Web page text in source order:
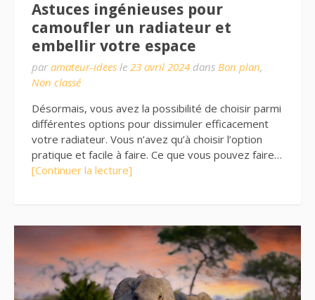
Astuces ingénieuses pour
camoufler un radiateur et
embellir votre espace
par amateur-idees le 23 avril 2024 dans Bon plan,
Non classé
Désormais, vous avez la possibilité de choisir parmi
différentes options pour dissimuler efficacement
votre radiateur. Vous n’avez qu’à choisir l’option
pratique et facile à faire. Ce que vous pouvez faire…
[Continuer la lecture]